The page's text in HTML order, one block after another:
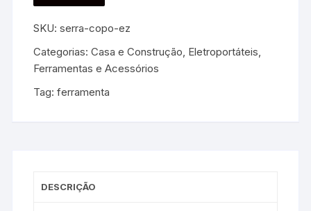
SKU:serra-copo-ez
Categorias:Casa e Construção, Eletroportáteis,
Ferramentas e Acessórios
Tag:ferramenta
DESCRIÇÃO